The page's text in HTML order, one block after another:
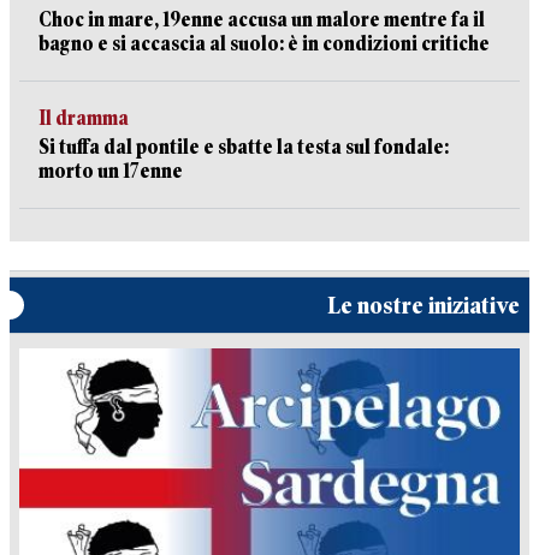
Choc in mare, 19enne accusa un malore mentre fa il
bagno e si accascia al suolo: è in condizioni critiche
Il dramma
Si tuffa dal pontile e sbatte la testa sul fondale:
morto un 17enne
Le nostre iniziative